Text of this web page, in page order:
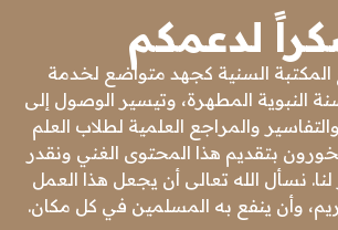
لدعمكم
المكتبة السنية كجهد متواضع لخدمة
النبوية المطهرة، وتيسير الوصول إلى
والمراجع العلمية لطلاب العلم
بتقديم هذا المحتوى الغني ونقدر
نسأل الله تعالى أن يجعل هذا العمل
وأن ينفع به المسلمين في كل مكان.